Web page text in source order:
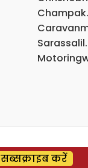
सब्सक्राइब करें